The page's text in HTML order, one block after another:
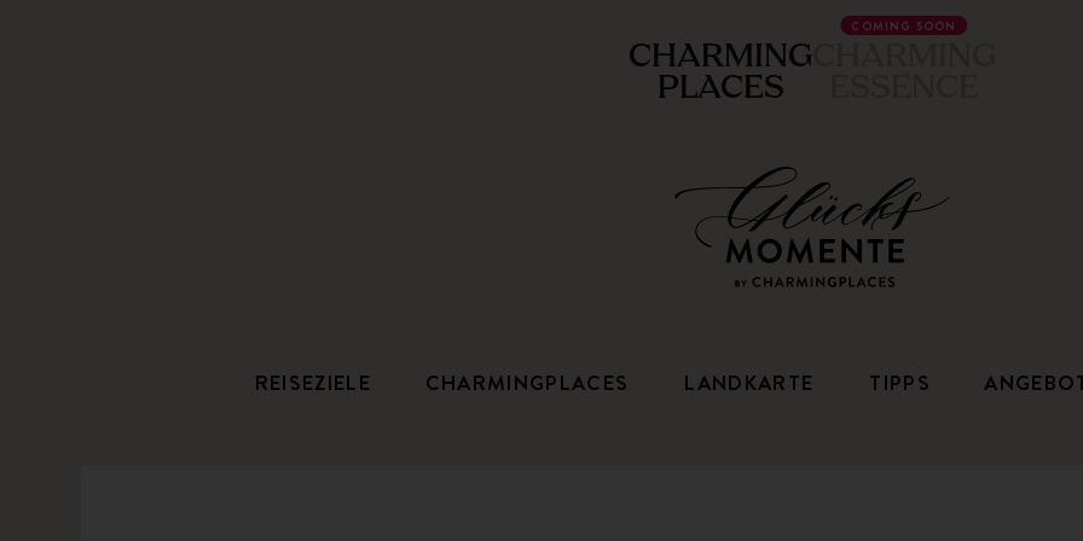
CHARMING
PLACES
COMING SOON
REISEZIELE CHARMINGPLACES LANDKARTE TIPPS